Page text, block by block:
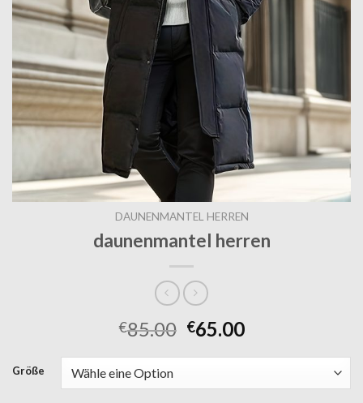
DAUNENMANTEL HERREN
daunenmantel herren
€85.00 €65.00
Größe